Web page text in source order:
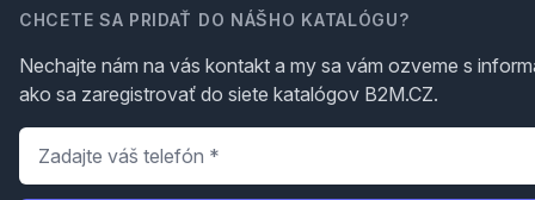
CHCETE SA PRIDAŤ DO NÁŠHO KATALÓGU?
Nechajte nám na vás kontakt a my sa vám ozveme s
ako sa zaregistrovať do siete katalógov B2M.CZ.
Telefón